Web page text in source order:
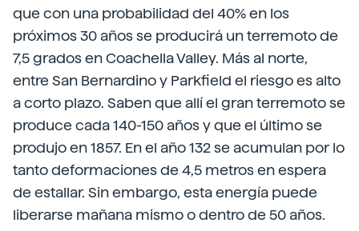
que con una probabilidad del 40% en los
próximos 30 años se producirá un terremoto de
7,5 grados en Coachella Valley. Más al norte,
entre San Bernardino y Parkfield el riesgo es alto
a corto plazo. Saben que allí el gran terremoto se
produce cada 140-150 años y que el último se
produjo en 1857. En el año 132 se acumulan por lo
tanto deformaciones de 4,5 metros en espera
de estallar. Sin embargo, esta energía puede
liberarse mañana mismo o dentro de 50 años.